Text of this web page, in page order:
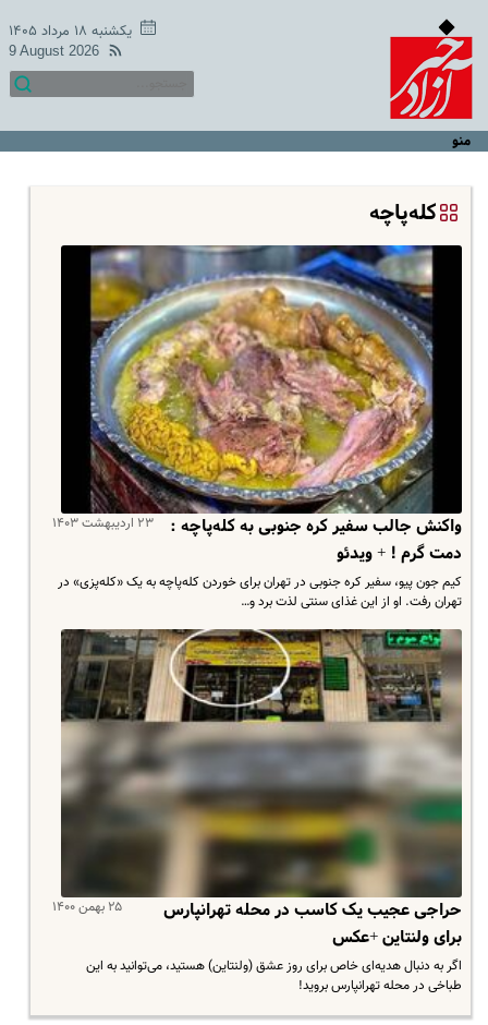
یکشنبه ۱۸ مرداد ۱۴۰۵
9 August 2026
منو
کله‌پاچه
۲۳ اردیبهشت ۱۴۰۳
واکنش جالب سفیر کره جنوبی به کله‌پاچه :
دمت گرم ! + ویدئو
کیم جون پیو، سفیر کره جنوبی در تهران برای خوردن کله‌پاچه به یک «کله‌پزی» در
تهران رفت. او از این غذای سنتی لذت برد و…
۲۵ بهمن ۱۴۰۰
حراجی عجیب یک کاسب در محله تهرانپارس
برای ولنتاین +عکس
اگر به دنبال هدیه‌ای خاص برای روز عشق (ولنتاین) هستید، می‌توانید به این
طباخی در محله تهرانپارس بروید!